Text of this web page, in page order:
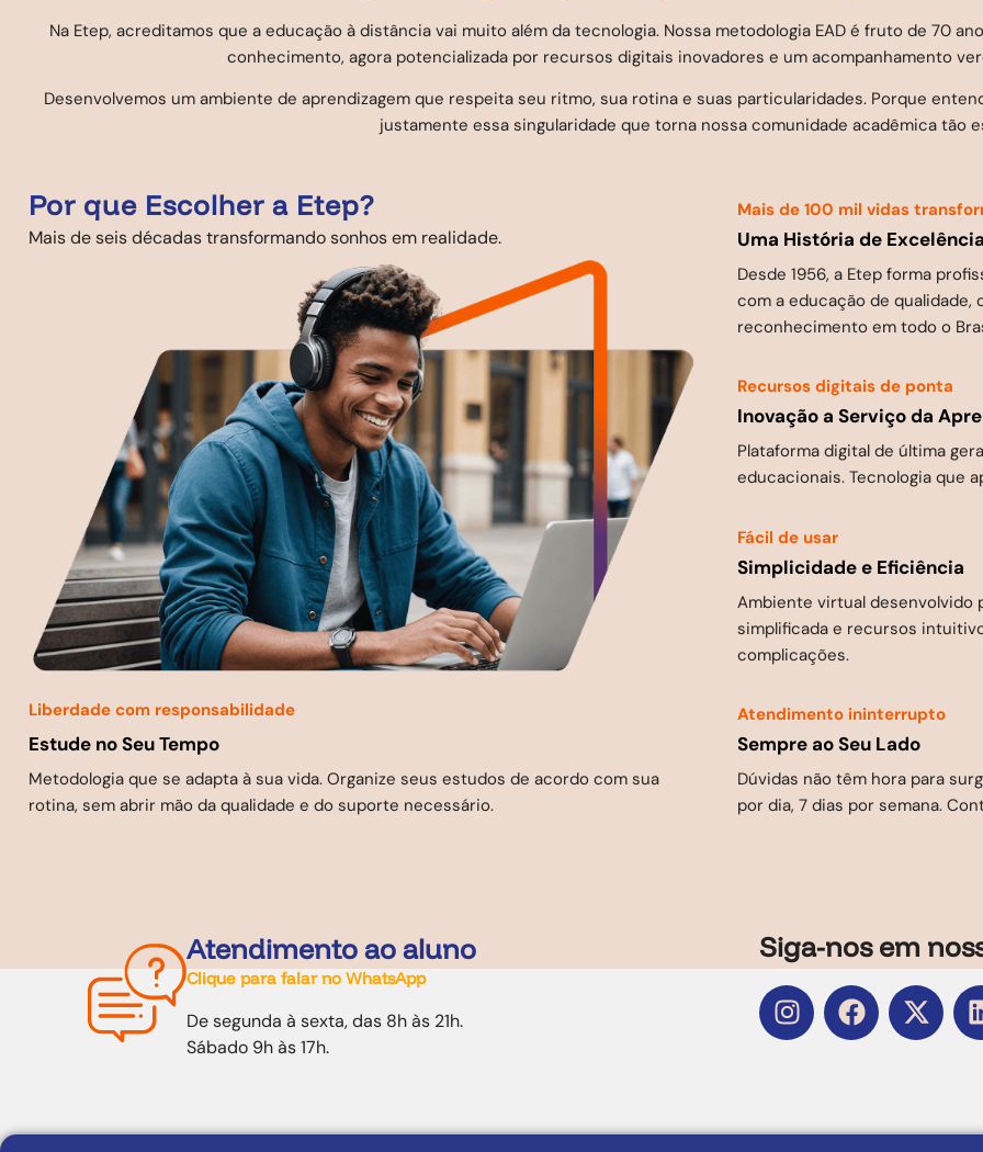
Na Etep, acreditamos que a educação à distância vai muito além da tecnologia. Nossa metodologia EAD é fruto de 70
conhecimento, agora potencializada por recursos digitais inovadores e um acompanhamento
Desenvolvemos um ambiente de aprendizagem que respeita seu ritmo, sua rotina e suas particularidades. Porque
justamente essa singularidade que torna nossa comunidade acadêmica tão
Por que Escolher a Etep?
Mais de seis décadas transformando sonhos em realidade.
Liberdade com responsabilidade
Estude no Seu Tempo
Metodologia que se adapta à sua vida. Organize seus estudos de acordo com sua
rotina, sem abrir mão da qualidade e do suporte necessário.
Mais de 100 mil vidas
Uma História de Excelência
Desde 1956, a Etep forma
com a educação de
reconhecimento em todo o
Recursos digitais de ponta
Inovação a Serviço da
Plataforma digital de última
educacionais. Tecnologia que
Fácil de usar
Simplicidade e Eficiência
Ambiente virtual desenvolvido
simplificada e recursos
complicações.
Atendimento ininterrupto
Sempre ao Seu Lado
Dúvidas não têm hora para
por dia, 7 dias por semana.
Atendimento ao aluno
Clique para falar no WhatsApp
De segunda à sexta, das 8h às 21h.
Sábado 9h às 17h.
Siga-nos em